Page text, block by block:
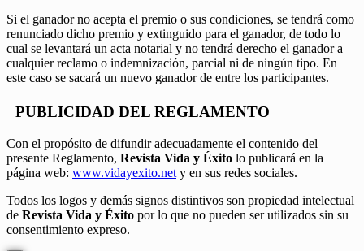
Si el ganador no acepta el premio o sus condiciones, se tendrá como
renunciado dicho premio y extinguido para el ganador, de todo lo
cual se levantará un acta notarial y no tendrá derecho el ganador a
cualquier reclamo o indemnización, parcial ni de ningún tipo. En
este caso se sacará un nuevo ganador de entre los participantes.
PUBLICIDAD DEL REGLAMENTO
Con el propósito de difundir adecuadamente el contenido del
presente Reglamento, Revista Vida y Éxito lo publicará en la
página web: www.vidayexito.net y en sus redes sociales.
Todos los logos y demás signos distintivos son propiedad intelectual
de Revista Vida y Éxito por lo que no pueden ser utilizados sin su
consentimiento expreso.